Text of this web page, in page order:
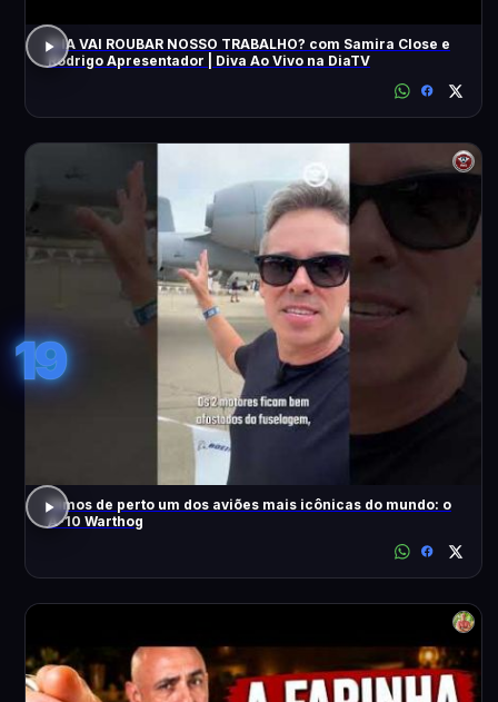
A IA VAI ROUBAR NOSSO TRABALHO? com Samira Close e
Rodrigo Apresentador | Diva Ao Vivo na DiaTV
19
Vimos de perto um dos aviões mais icônicas do mundo: o
A-10 Warthog